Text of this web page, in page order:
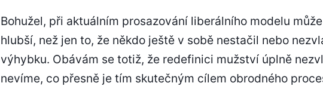
Bohužel, při aktuálním prosazování liberálního modelu
hlubší, než jen to, že někdo ještě v sobě nestačil nebo
výhybku. Obávám se totiž, že redefinici mužství úplně
nevíme, co přesně je tím skutečným cílem obrodného